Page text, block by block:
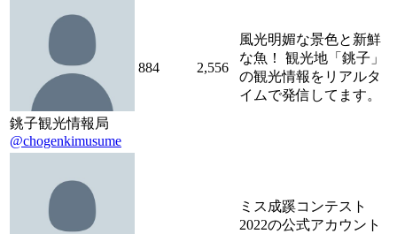
銚子観光情報局
@chogenkimusume
884 2,556
風光明媚な景色と新鮮
な魚！ 観光地「銚子」
の観光情報をリアルタ
イムで発信してます。
ミス成蹊コンテスト
2022の公式アカウント